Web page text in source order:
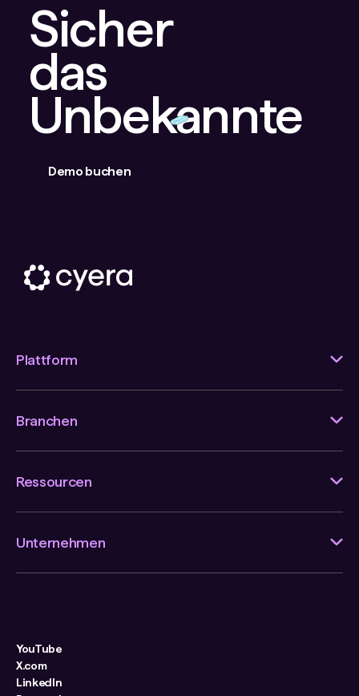
Sicher
das
Unbekannte
Demo buchen
Plattform
Branchen
Ressourcen
Unternehmen
YouTube
X.com
LinkedIn